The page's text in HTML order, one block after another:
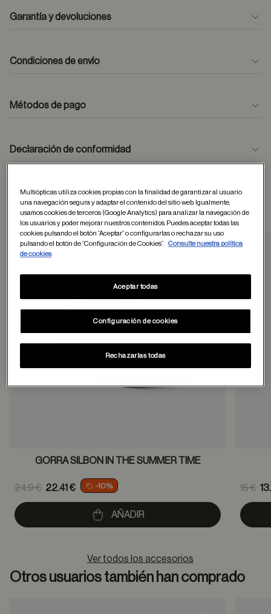
Garantía y devoluciones
Condiciones de envío
Métodos de pago
Declaración de conformidad
Otros usuarios tambien han comprado
GORRA SILBON IN THE SUMMER TIME
Price reduced from
24.9 €
to
22.41 € -10%
AÑADIR
15 €
to
Ver todos los accesorios
Otros usuarios también han comprado
Multiópticas utiliza cookies propias con la finalidad de garantizar al usuario
una navegación segura y adaptar el contenido del sitio web. Igualmente,
usamos cookies de terceros (Google Analytics) para analizar la navegación de
los usuarios y poder mejorar nuestros contenidos. Puedes aceptar todas las
cookies pulsando el botón “Aceptar” o configurarlas o rechazar su uso
pulsando el botón de “Configuración de Cookies”.
Consulte nuestra política
de cookies
Configuración de cookies
Rechazarlas todas
Aceptar todas